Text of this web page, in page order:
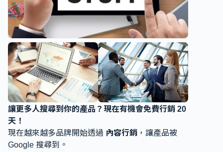
讓更多人搜尋到你的產品？現在有機會免費行銷 20
天！
現在越來越多品牌開始透過 內容行銷 ，讓產品被
Google 搜尋到。